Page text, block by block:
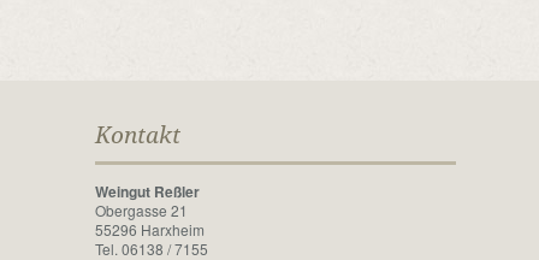
Kontakt
Weingut Reßler
Obergasse 21
55296 Harxheim
Tel. 06138 / 7155